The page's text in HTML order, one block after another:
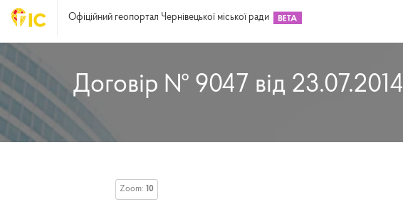
Офіційний геопортал Чернівецької міської ради
Договір № 9047 від 23.07.2014
Zoom: 10